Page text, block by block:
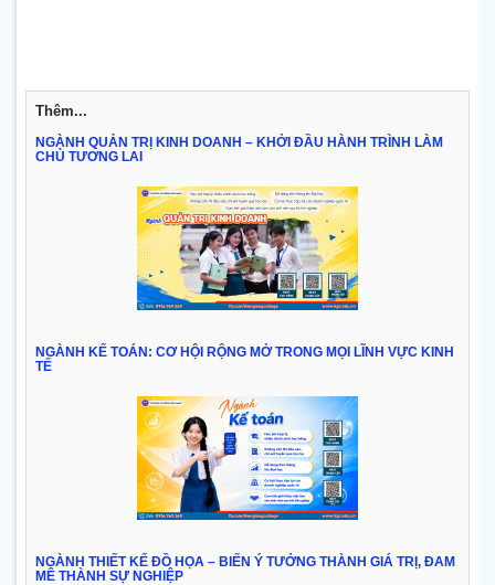
Thêm...
NGÀNH QUẢN TRỊ KINH DOANH – KHỞI ĐẦU HÀNH TRÌNH LÀM
CHỦ TƯƠNG LAI
NGÀNH KẾ TOÁN: CƠ HỘI RỘNG MỞ TRONG MỌI LĨNH VỰC KINH
TẾ
NGÀNH THIẾT KẾ ĐỒ HỌA – BIẾN Ý TƯỞNG THÀNH GIÁ TRỊ, ĐAM
MÊ THÀNH SỰ NGHIỆP